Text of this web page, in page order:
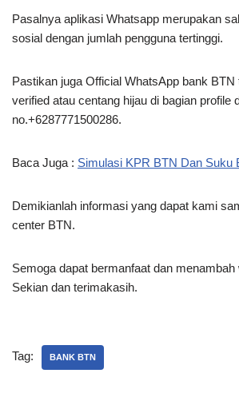
Pasalnya aplikasi Whatsapp merupakan
sosial dengan jumlah pengguna tertinggi.
Pastikan juga Official WhatsApp bank BTN
verified atau centang hijau di bagian profile
no.+6287771500286.
Baca Juga : Simulasi KPR BTN Dan Suku
Demikianlah informasi yang dapat kami
center BTN.
Semoga dapat bermanfaat dan
Sekian dan terimakasih.
Tag: BANK BTN